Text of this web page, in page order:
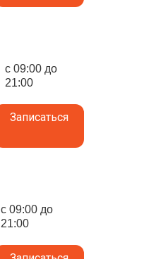
с 09:00 до
21:00
Записаться
с 09:00 до
21:00